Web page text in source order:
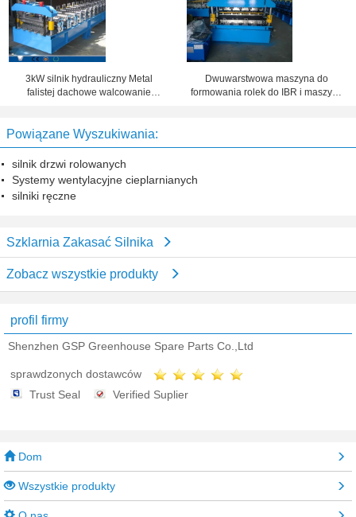
3kW silnik hydrauliczny Metal
falistej dachowe walcowanie
Dwuwarstwowa maszyna do
formowania rolek do IBR i maszyny
Powiązane Wyszukiwania:
silnik drzwi rolowanych
Systemy wentylacyjne cieplarnianych
silniki ręczne
Szklarnia Zakasać Silnika
Zobacz wszystkie produkty
profil firmy
Shenzhen GSP Greenhouse Spare Parts Co.,Ltd
sprawdzonych dostawców
Trust Seal
Verified Suplier
Dom
Wszystkie produkty